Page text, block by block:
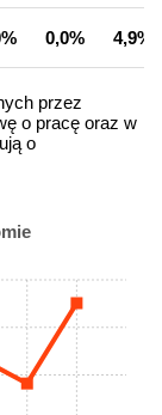
0,0% 4,9%
przez
o pracę oraz w
o